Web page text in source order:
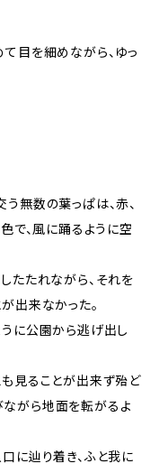
目を細めながら、ゆっ
無数の葉っぱは、赤、
で、風に踊るように空
たたれながら、それを
出来なかった。
に公園から逃げ出し
も見ることが出来ず殆ど
がら地面を転がるよ
に辿り着き、ふと我に